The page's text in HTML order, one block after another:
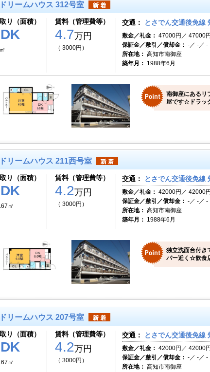
リームハウス 312号室
り（面積） 賃料（管理費等）
4.7万円
（ 3000円）
交通： とさでん交通後免線
敷金／礼金： 47000円／ 47000円
保証金／敷引／償却金： -／ -／ -
所在地： 高知市南御座
築年月： 1988年6月
南御座にあるリ
屋です☆ドラッ
リームハウス 211西号室
り（面積）
㎡
賃料（管理費等）
4.2万円
（ 3000円）
交通： とさでん交通後免線
敷金／礼金： 42000円／ 42000円
保証金／敷引／償却金： -／ -／ -
所在地： 高知市南御座
築年月： 1988年6月
独立洗面台付き
パー近く☆飲食
リームハウス 207号室
り（面積）
㎡
賃料（管理費等）
4.2万円
（ 3000円）
交通： とさでん交通後免線
敷金／礼金： 42000円／ 42000円
保証金／敷引／償却金： -／ -／ -
所在地： 高知市南御座